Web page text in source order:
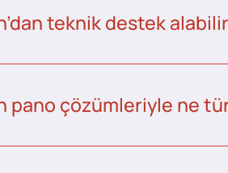
teknik destek
pano çözümleriyle ne